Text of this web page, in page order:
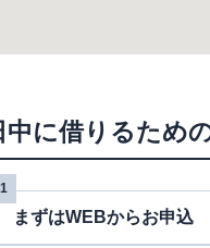
中に借りるため
まずはWEBからお申込